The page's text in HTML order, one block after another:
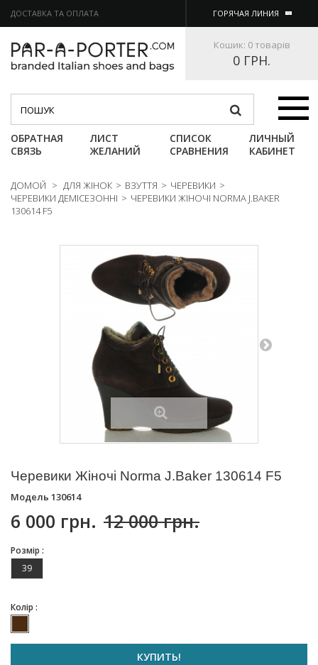
ДОСТАВКА ТА ОПЛАТА ГОРЯЧАЯ ЛИНИЯ
Кошик: 0 товарів
0 ГРН.
Категории
ОБРАТНАЯ
СВЯЗЬ
ЛИСТ
ЖЕЛАНИЙ
СПИСОК
СРАВНЕНИЯ
ЛИЧНЫЙ
КАБИНЕТ
ДОМОЙ > ДЛЯ ЖІНОК > ВЗУТТЯ > ЧЕРЕВИКИ >
ЧЕРЕВИКИ ДЕМІСЕЗОННІ > ЧЕРЕВИКИ ЖІНОЧІ NORMA J.BAKER
130614 F5
Черевики Жіночі Norma J.Baker 130614 F5
Модель 130614
6 000 грн. 12 000 грн.
Розмір :
39
Колір :
КУПИТЬ!